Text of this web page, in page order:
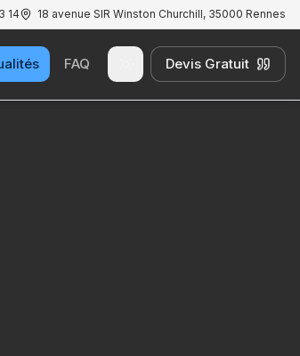
14 18 avenue SIR Winston Churchill, 35000 Rennes
FAQ Passer au thème clair
Devis Gratuit